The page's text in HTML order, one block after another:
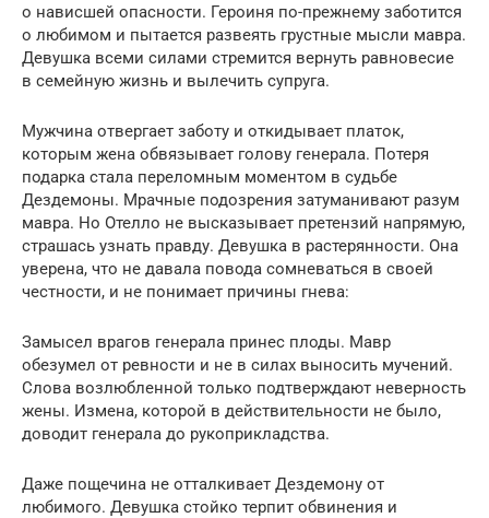
о нависшей опасности. Героиня по-прежнему заботится
о любимом и пытается развеять грустные мысли мавра.
Девушка всеми силами стремится вернуть равновесие
в семейную жизнь и вылечить супруга.
Мужчина отвергает заботу и откидывает платок,
которым жена обвязывает голову генерала. Потеря
подарка стала переломным моментом в судьбе
Дездемоны. Мрачные подозрения затуманивают разум
мавра. Но Отелло не высказывает претензий напрямую,
страшась узнать правду. Девушка в растерянности. Она
уверена, что не давала повода сомневаться в своей
честности, и не понимает причины гнева:
Замысел врагов генерала принес плоды. Мавр
обезумел от ревности и не в силах выносить мучений.
Слова возлюбленной только подтверждают неверность
жены. Измена, которой в действительности не было,
доводит генерала до рукоприкладства.
Даже пощечина не отталкивает Дездемону от
любимого. Девушка стойко терпит обвинения и